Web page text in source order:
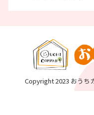
Copyright 2023 おうち